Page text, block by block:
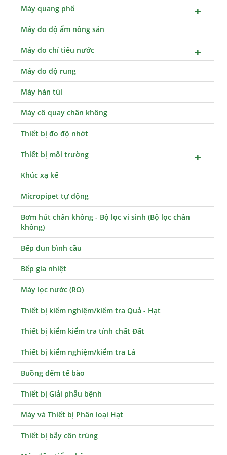
Máy quang phổ
Máy đo độ ẩm nông sản
Máy đo chỉ tiêu nước
Máy đo độ rung
Máy hàn túi
Máy cô quay chân không
Thiết bị đo độ nhớt
Thiết bị môi trường
Khúc xạ kế
Micropipet tự động
Bơm hút chân không - Bộ lọc vi sinh (Bộ lọc chân
không)
Bếp đun bình cầu
Bếp gia nhiệt
Máy lọc nước (RO)
Thiết bị kiểm nghiệm/kiểm tra Quả - Hạt
Thiết bị kiểm kiểm tra tính chất Đất
Thiết bị kiểm nghiệm/kiểm tra Lá
Buồng đếm tế bào
Thiết bị Giải phẫu bệnh
Máy và Thiết bị Phân loại Hạt
Thiết bị bẫy côn trùng